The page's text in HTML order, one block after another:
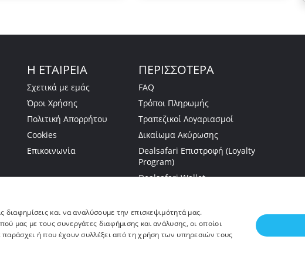
Η ΕΤΑΙΡΕΙΑ
Σχετικά με εμάς
Όροι Χρήσης
Πολιτική Απορρήτου
Cookies
Επικοινωνία
ΠΕΡΙΣΣΟΤΕΡΑ
FAQ
Τρόποι Πληρωμής
Τραπεζικοί Λογαριασμοί
Δικαίωμα Ακύρωσης
Dealsafari Επιστροφή (Loyalty
Program)
Dealsafari Wallet
και να αναλύσουμε την επισκεψιμότητά μας.
μας με τους συνεργάτες διαφήμισης και ανάλυσης, οι οποίοι
ή που έχουν συλλέξει από τη χρήση των υπηρεσιών τους